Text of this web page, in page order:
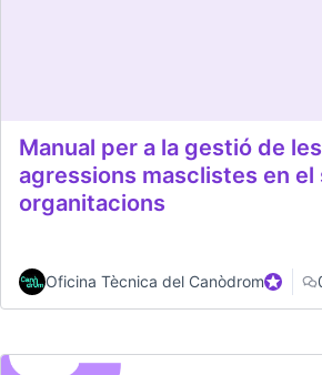
Manual per a la gestió de les
agressions masclistes en el
organitacions
Oficina Tècnica del CanòdromOfficial